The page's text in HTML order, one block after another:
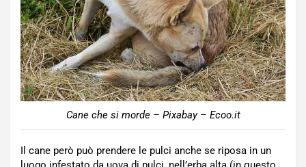
Cane che si morde – Pixabay – Ecoo.it
Il cane però può prendere le pulci anche se riposa in un